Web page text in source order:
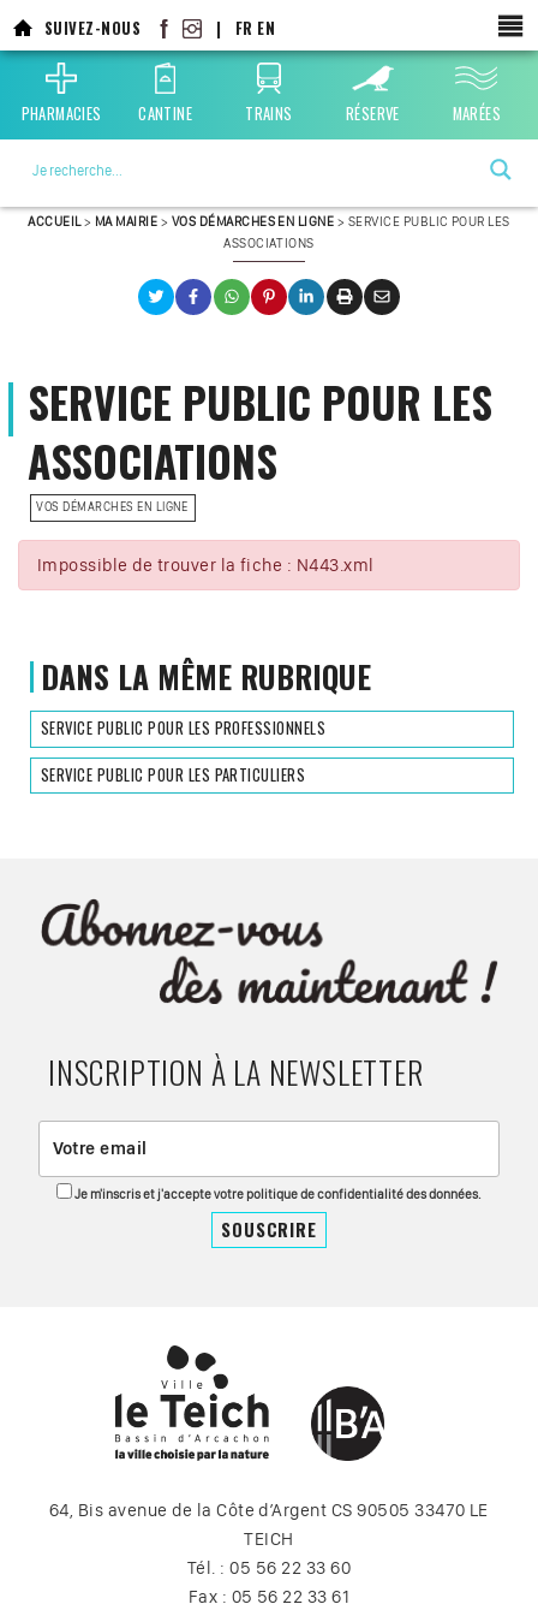
au
contenu
principal
SUIVEZ-NOUS | FR EN
PHARMACIES CANTINE TRAINS RÉSERVE MARÉES
ACCUEIL> MA MAIRIE > VOS DÉMARCHES EN LIGNE > SERVICE PUBLIC POUR LES
ASSOCIATIONS
SERVICE PUBLIC POUR LES
ASSOCIATIONS
VOS DÉMARCHES EN LIGNE
Impossible de trouver la fiche : N443.xml
DANS LA MÊME RUBRIQUE
SERVICE PUBLIC POUR LES PROFESSIONNELS
SERVICE PUBLIC POUR LES PARTICULIERS
INSCRIPTION À LA NEWSLETTER
Je m'inscris et j'accepte votre politique de confidentialité des données.
64, Bis avenue de la Côte d’Argent CS 90505 33470 LE
TEICH
Tél. : 05 56 22 33 60
Fax : 05 56 22 33 61